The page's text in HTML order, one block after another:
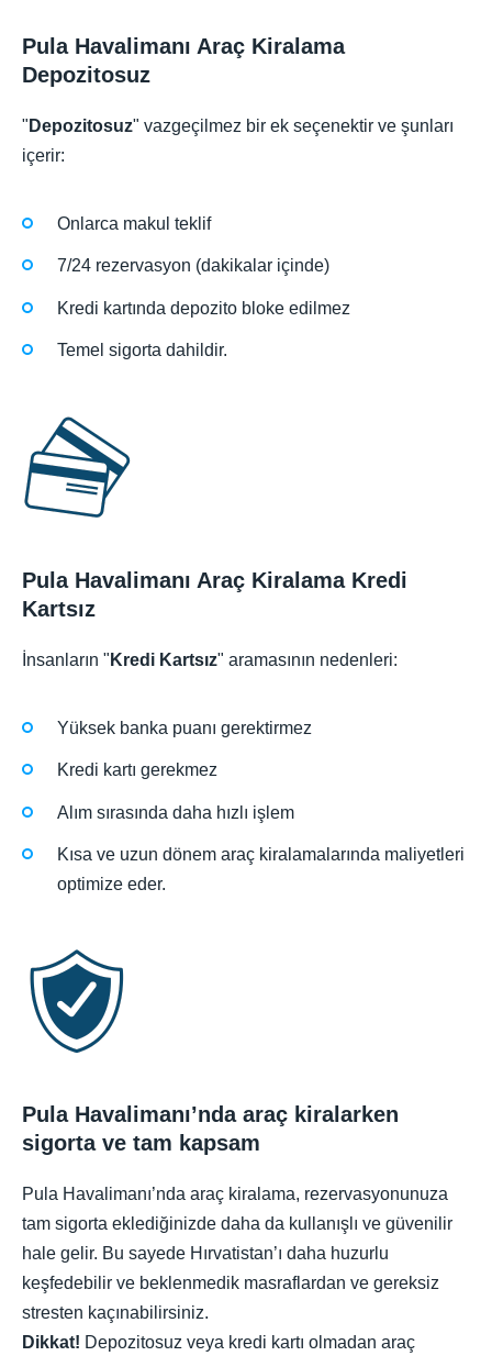
Pula Havalimanı Araç Kiralama
Depozitosuz
" Depozitosuz" vazgeçilmez bir ek seçenektir ve şunları
içerir:
Onlarca makul teklif
7/24 rezervasyon (dakikalar içinde)
Kredi kartında depozito bloke edilmez
Temel sigorta dahildir.
Pula Havalimanı Araç Kiralama Kredi
Kartsız
İnsanların " Kredi Kartsız" aramasının nedenleri:
Yüksek banka puanı gerektirmez
Kredi kartı gerekmez
Alım sırasında daha hızlı işlem
Kısa ve uzun dönem araç kiralamalarında maliyetleri
optimize eder.
Pula Havalimanı’nda araç kiralarken
sigorta ve tam kapsam
Pula Havalimanı’nda araç kiralama, rezervasyonunuza
tam sigorta eklediğinizde daha da kullanışlı ve güvenilir
hale gelir. Bu sayede Hırvatistan’ı daha huzurlu
keşfedebilir ve beklenmedik masraflardan ve gereksiz
stresten kaçınabilirsiniz.
Dikkat! Depozitosuz veya kredi kartı olmadan araç